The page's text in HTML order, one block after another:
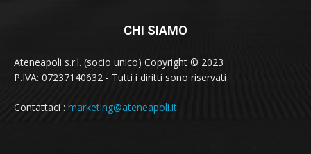
CHI SIAMO
Ateneapoli s.r.l. (socio unico) Copyright © 2023
P.IVA: 07237140632 - Tutti i diritti sono riservati
Contattaci : marketing@ateneapoli.it